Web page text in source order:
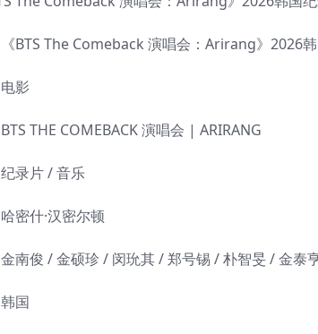
《BTS The Comeback 演唱会：Arirang》2026
电影
BTS THE COMEBACK 演唱会 | ARIRANG
纪录片 / 音乐
哈密什·汉密尔顿
金南俊 / 金硕珍 / 闵玧其 / 郑号锡 / 朴智旻 / 金泰
韩国